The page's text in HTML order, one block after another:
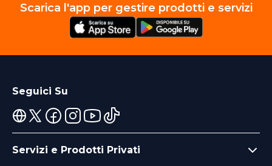
Scarica l'app per gestire prodotti e servizi
Seguici Su
Servizi e Prodotti Privati